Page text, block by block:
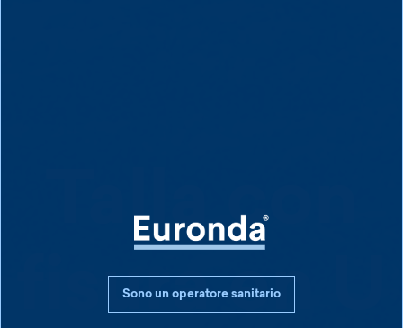
Talla con
fisura en U
Sono un operatore sanitario